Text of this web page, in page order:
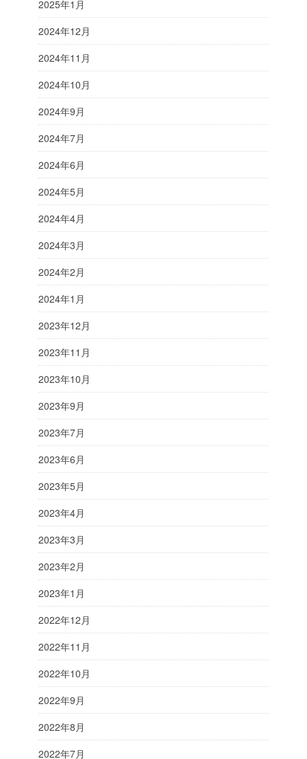
2025年1月
2024年12月
2024年11月
2024年10月
2024年9月
2024年7月
2024年6月
2024年5月
2024年4月
2024年3月
2024年2月
2024年1月
2023年12月
2023年11月
2023年10月
2023年9月
2023年7月
2023年6月
2023年5月
2023年4月
2023年3月
2023年2月
2023年1月
2022年12月
2022年11月
2022年10月
2022年9月
2022年8月
2022年7月